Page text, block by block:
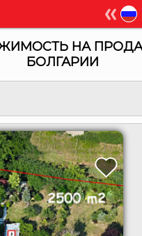
НА
БОЛГАРИИ